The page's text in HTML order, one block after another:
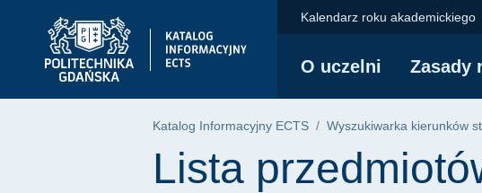
Politechnika Gdańska - strona główna
Kalendarz roku akademickiego
O uczelni Zasady
Katalog Informacyjny ECTS Wyszukiwarka kierunków
Lista